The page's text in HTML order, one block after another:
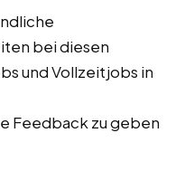
bei diesen
und Vollzeitjobs in
Feedback zu geben